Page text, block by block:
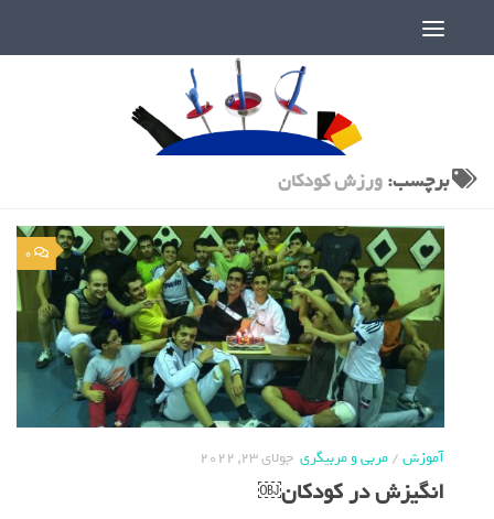
برچسب:ورزش کودکان
0
آموزش/مربی و مربیگری جولای 23, 2022
انگیزش در کودکان￼